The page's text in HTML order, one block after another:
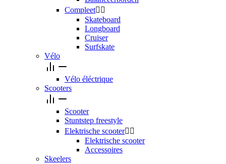
Compleet 
Skateboard
Longboard
Cruiser
Surfskate
Vélo
Vélo éléctrique
Scooters
Scooter
Stuntstep freestyle
Elektrische scooter 
Elektrische scooter
Accessoires
Skeelers